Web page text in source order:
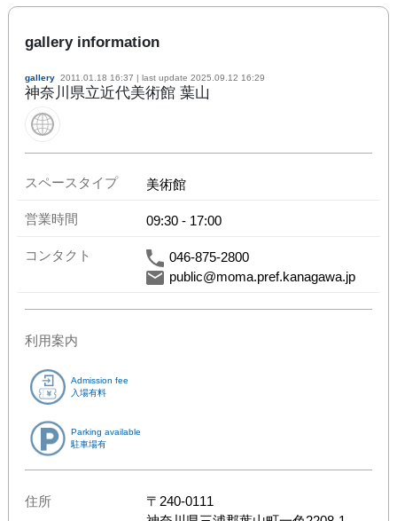
gallery information
gallery 2011.01.18 16:37 | last update 2025.09.12 16:29
神奈川県立近代美術館 葉山
スペースタイプ 美術館
営業時間 09:30- 17:00
コンタクト
046-875-2800
public@moma.pref.kanagawa.jp
利用案内
Admission fee
入場有料
Parking available
駐車場有
住所 〒 240-0111